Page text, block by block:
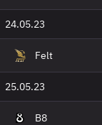
24.05.23
Felt
25.05.23
B8